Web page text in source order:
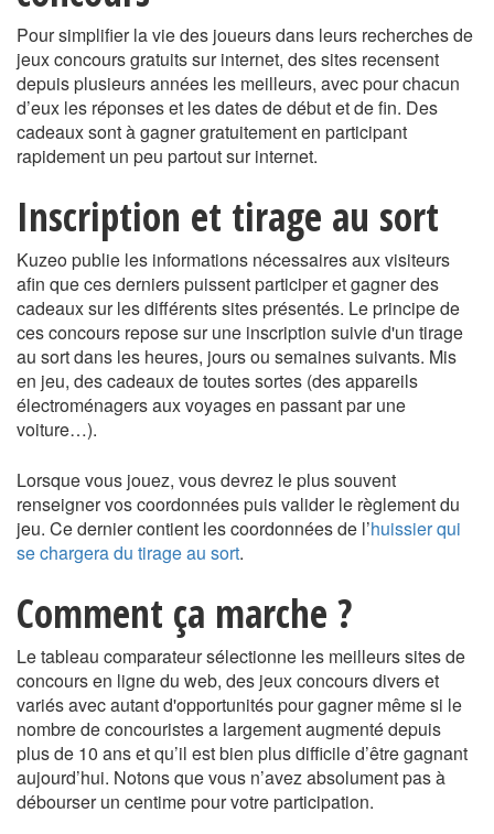
Pour simplifier la vie des joueurs dans leurs recherches de
jeux concours gratuits sur internet, des sites recensent
depuis plusieurs années les meilleurs, avec pour chacun
d’eux les réponses et les dates de début et de fin. Des
cadeaux sont à gagner gratuitement en participant
rapidement un peu partout sur internet.
Inscription et tirage au sort
Kuzeo publie les informations nécessaires aux visiteurs
afin que ces derniers puissent participer et gagner des
cadeaux sur les différents sites présentés. Le principe de
ces concours repose sur une inscription suivie d'un tirage
au sort dans les heures, jours ou semaines suivants. Mis
en jeu, des cadeaux de toutes sortes (des appareils
électroménagers aux voyages en passant par une
voiture…).
Lorsque vous jouez, vous devrez le plus souvent
renseigner vos coordonnées puis valider le règlement du
jeu. Ce dernier contient les coordonnées de l’huissier qui
se chargera du tirage au sort.
Comment ça marche ?
Le tableau comparateur sélectionne les meilleurs sites de
concours en ligne du web, des jeux concours divers et
variés avec autant d'opportunités pour gagner même si le
nombre de concouristes a largement augmenté depuis
plus de 10 ans et qu’il est bien plus difficile d’être gagnant
aujourd’hui. Notons que vous n’avez absolument pas à
débourser un centime pour votre participation.